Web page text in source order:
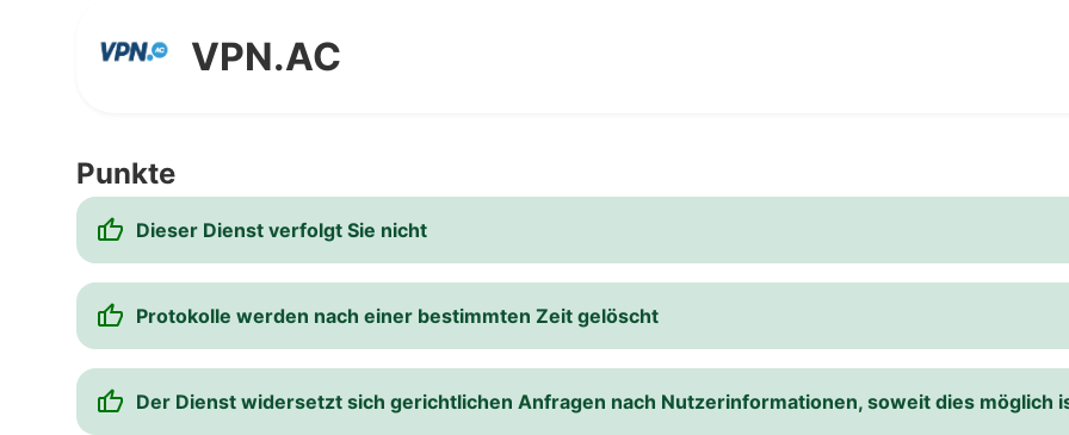
VPN.AC
Punkte
Dieser Dienst verfolgt Sie nicht
Protokolle werden nach einer bestimmten Zeit gelöscht
Der Dienst widersetzt sich gerichtlichen Anfragen nach Nutzerinformationen, soweit dies möglich